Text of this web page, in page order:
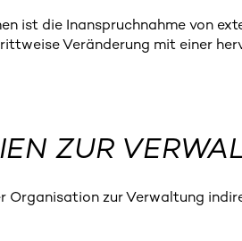
ist die Inanspruchnahme von
Veränderung mit einer
ZUR
Organisation zur Verwaltung